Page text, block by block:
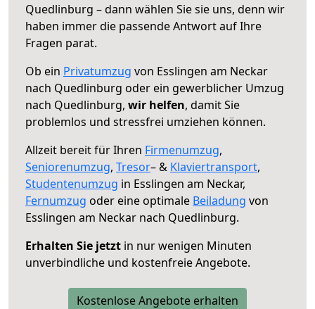
Quedlinburg – dann wählen Sie sie uns, denn wir
haben immer die passende Antwort auf Ihre
Fragen parat.
Ob ein Privatumzug von Esslingen am Neckar
nach Quedlinburg oder ein gewerblicher Umzug
nach Quedlinburg, wir helfen, damit Sie
problemlos und stressfrei umziehen können.
Allzeit bereit für Ihren Firmenumzug,
Seniorenumzug, Tresor– & Klaviertransport,
Studentenumzug in Esslingen am Neckar,
Fernumzug oder eine optimale Beiladung von
Esslingen am Neckar nach Quedlinburg.
Erhalten Sie jetzt in nur wenigen Minuten
unverbindliche und kostenfreie Angebote.
Kostenlose Angebote erhalten